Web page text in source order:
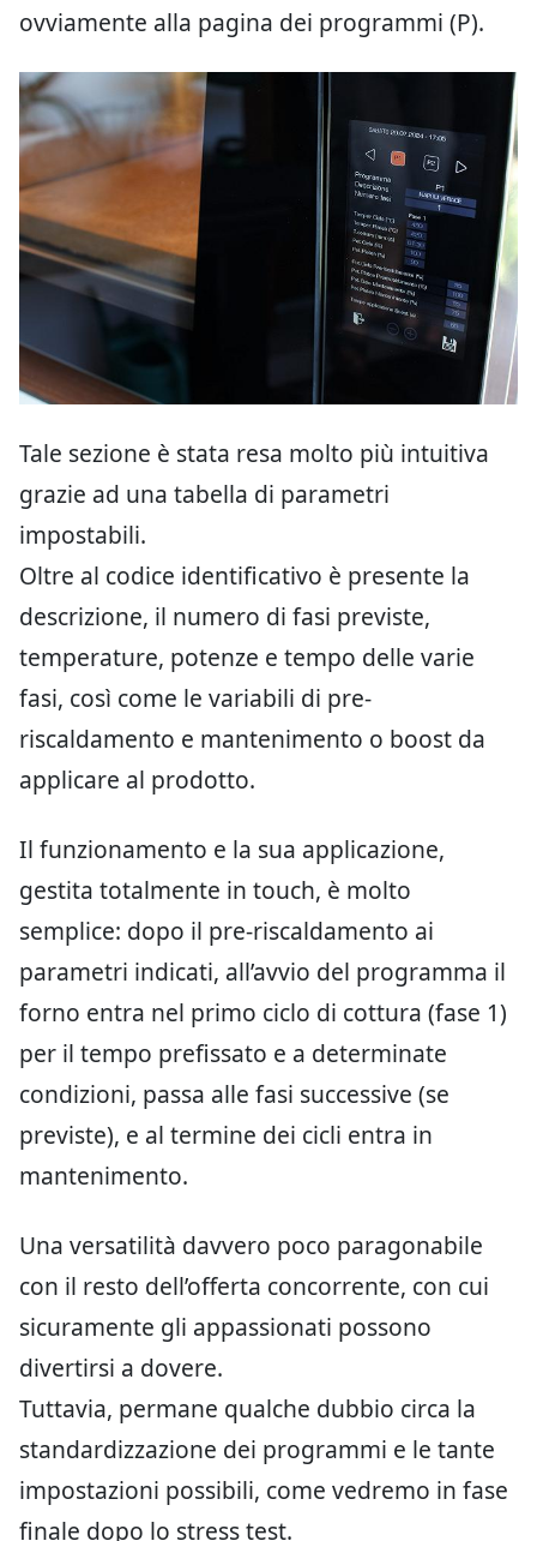
ovviamente alla pagina dei programmi (P).
Tale sezione è stata resa molto più intuitiva
grazie ad una tabella di parametri
impostabili.
Oltre al codice identificativo è presente la
descrizione, il numero di fasi previste,
temperature, potenze e tempo delle varie
fasi, così come le variabili di pre-
riscaldamento e mantenimento o boost da
applicare al prodotto.
Il funzionamento e la sua applicazione,
gestita totalmente in touch, è molto
semplice: dopo il pre-riscaldamento ai
parametri indicati, all’avvio del programma il
forno entra nel primo ciclo di cottura (fase 1)
per il tempo prefissato e a determinate
condizioni, passa alle fasi successive (se
previste), e al termine dei cicli entra in
mantenimento.
Una versatilità davvero poco paragonabile
con il resto dell’offerta concorrente, con cui
sicuramente gli appassionati possono
divertirsi a dovere.
Tuttavia, permane qualche dubbio circa la
standardizzazione dei programmi e le tante
impostazioni possibili, come vedremo in fase
finale dopo lo stress test.